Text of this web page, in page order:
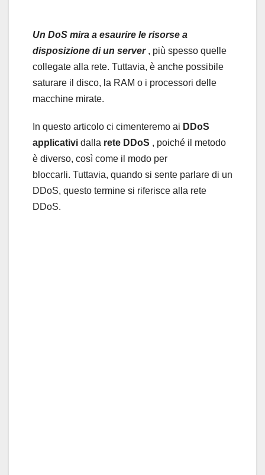
Un DoS mira a esaurire le risorse a
disposizione di un server, più spesso quelle
collegate alla rete. Tuttavia, è anche possibile
saturare il disco, la RAM o i processori delle
macchine mirate.
In questo articolo ci cimenteremo ai DDoS
applicativi dalla rete DDoS , poiché il metodo
è diverso, così come il modo per
bloccarli. Tuttavia, quando si sente parlare di un
DDoS, questo termine si riferisce alla rete
DDoS.